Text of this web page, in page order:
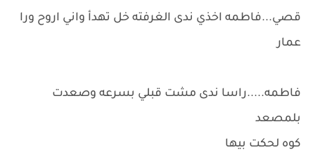
قصي...فاطمه اخذي ندى الغرفته خل تهدأ واني اروح ورا
عمار
فاطمه.....راسا ندى مشت قبلي بسرعه وصعدت
بلمصعد
كوه لحكت بيها